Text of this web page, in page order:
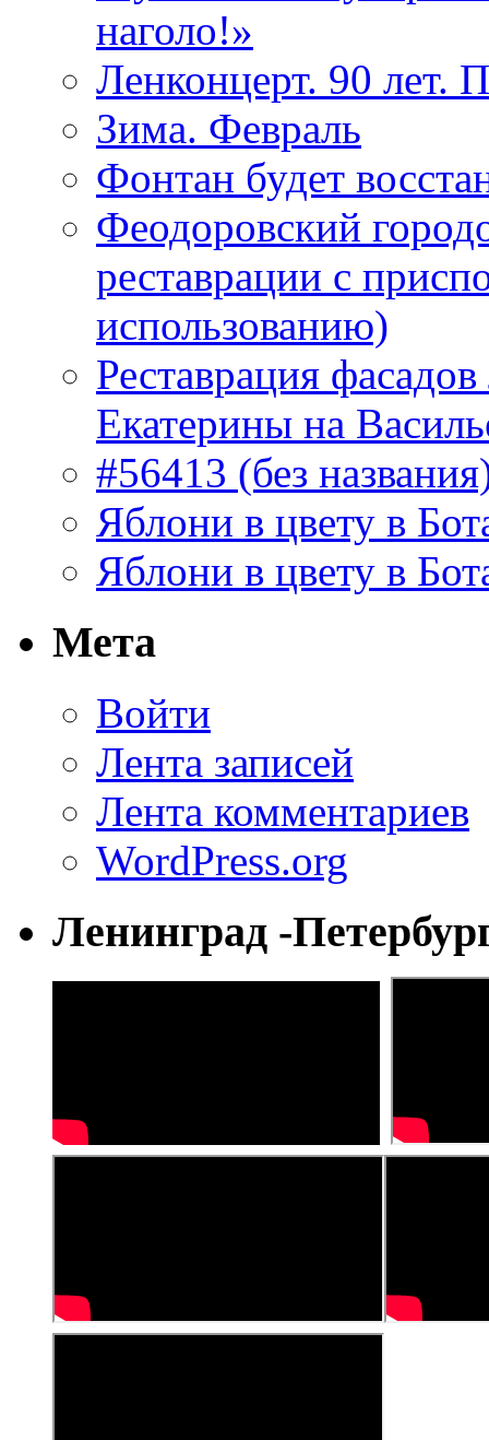
наголо!»
Ленконцерт. 90 лет.
Зима. Февраль
Фонтан будет
Феодоровский
реставрации с
использованию)
Реставрация
Екатерины на
#56413 (без
Яблони в цвету в
Яблони в цвету в
Мета
Войти
Лента записей
Лента комментариев
WordPress.org
Ленинград -